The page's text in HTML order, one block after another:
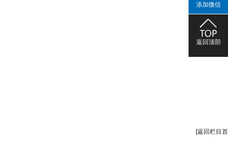
[返回栏目
添加微信
返回顶部